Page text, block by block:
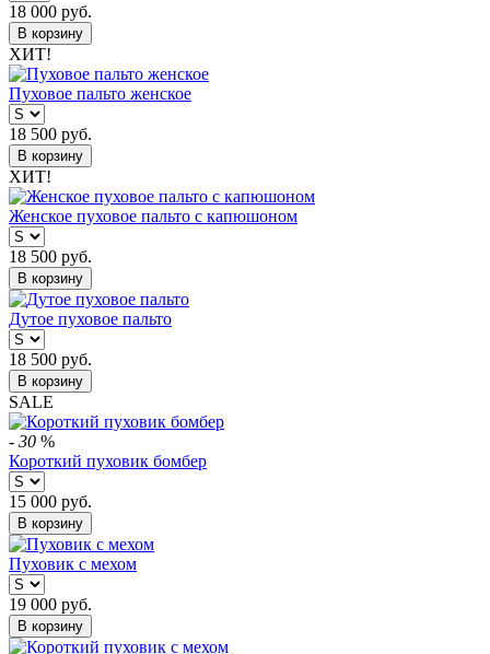
18 000 руб.
В корзину
ХИТ!
Пуховое пальто женское
18 500 руб.
В корзину
ХИТ!
Женское пуховое пальто с капюшоном
18 500 руб.
В корзину
Дутое пуховое пальто
18 500 руб.
В корзину
SALE
- 30 %
Короткий пуховик бомбер
15 000 руб.
В корзину
Пуховик с мехом
19 000 руб.
В корзину